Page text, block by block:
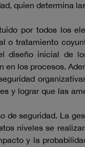
quien determina
por todos los
tratamiento
diseño inicial de
los procesos.
y lograr que las
de seguridad. La
niveles se
y la